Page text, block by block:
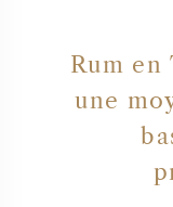
TOUTES LES
Rum
une